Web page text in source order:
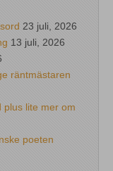
23 juli, 2026
13 juli, 2026
räntmästaren
plus lite mer om
poeten